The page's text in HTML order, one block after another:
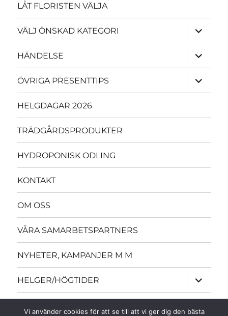
LÅT FLORISTEN VÄLJA
VÄLJ ÖNSKAD KATEGORI
HÄNDELSE
ÖVRIGA PRESENTTIPS
HELGDAGAR 2026
TRÄDGÅRDSPRODUKTER
HYDROPONISK ODLING
KONTAKT
OM OSS
VÅRA SAMARBETSPARTNERS
NYHETER, KAMPANJER M M
HELGER/HÖGTIDER
Vi använder cookies för att se till att vi ger dig den bästa